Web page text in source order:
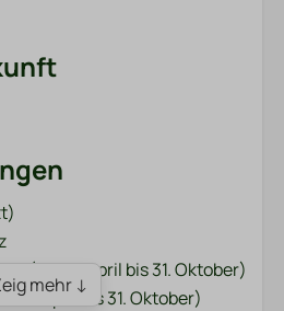
(vom 1. April bis 31. Oktober)
1. April bis 31. Oktober)
mehr ↓